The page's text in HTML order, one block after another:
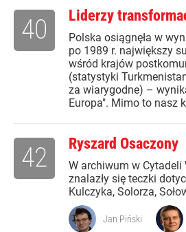
Liderzy
Polska osiągnęła w
po 1989 r. największy
wśród krajów
(statystyki
za wiarygodne) –
Europa". Mimo to nasz
40
Ryszard Osaczony
W archiwum w Cytadeli
znalazły się teczki
Kulczyka, Solorza,
42
Jan Piński